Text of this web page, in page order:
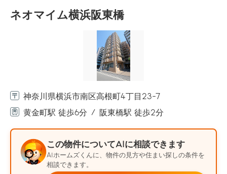
ネオマイム横浜阪東橋
神奈川県横浜市南区高根町4丁目23-7
黄金町駅 徒歩6分
阪東橋駅 徒歩2分
この物件についてAIに相談できます
AIホームズくんに、物件の見方や住まい探しの条件を
相談できます。